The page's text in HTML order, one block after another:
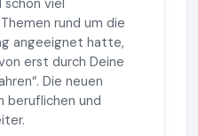
rund um die
angeeignet hatte,
erst durch Deine
Die neuen
beruflichen und